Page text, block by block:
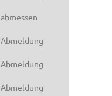
abmessen
Abmeldung
Abmeldung
Abmeldung